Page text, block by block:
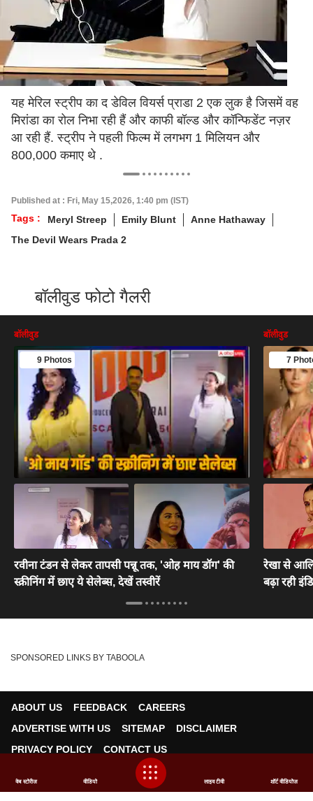
यह मेरिल स्ट्रीप का द डेविल वियर्स प्राडा 2 एक लुक है जिसमें वह
मिरांडा का रोल निभा रही हैं और काफी बॉल्ड और कॉन्फिडेंट नज़र
आ रही हैं. स्ट्रीप ने पहली फिल्म में लगभग 1 मिलियन और
800,000 कमाए थे .
Published at : Fri, May 15,2026, 1:40 pm (IST)
Tags : Meryl Streep Emily Blunt
Anne Hathaway
The Devil Wears Prada 2
बॉलीवुड फोटो गैलरी
बॉलीवुड
9 Photos
रवीना टंडन से लेकर तापसी पन्नू तक, 'ओह माय डॉग' की
स्क्रीनिंग में छाए ये सेलेब्स, देखें तस्वीरें
बॉलीवुड
7
रेखा से
बढ़ा रही
SPONSORED LINKS BY TABOOLA
ABOUT US FEEDBACK
CAREERS
ADVERTISE WITH US
SITEMAP
DISCLAIMER
PRIVACY POLICY
CONTACT US
ABP NEWS GROUP WEBSITES
वेब स्टोरीज वीडियो लाइव टीवी शॉर्ट वीडियोज